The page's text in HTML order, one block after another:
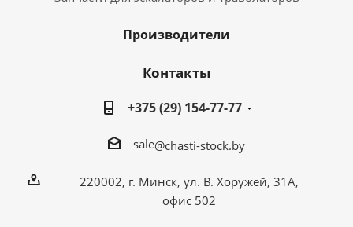
Производители
Контакты
+375 (29) 154-77-77
sale@chasti-stock.by
220002, г. Минск, ул. В. Хоружей, 31А,
офис 502